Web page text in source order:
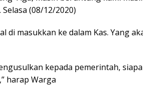
(08/12/2020)
masukkan ke dalam Kas. Yang
kepada pemerintah,
harap Warga